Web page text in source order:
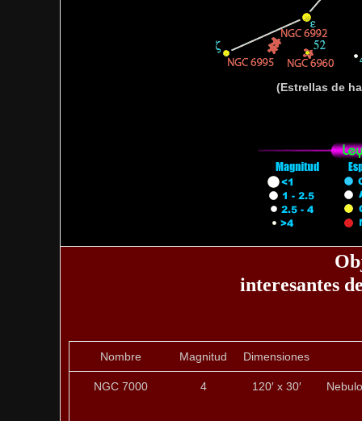
(Estrellas de
interesantes
Nombre Magnitud Dimensiones
NGC 7000 4 120′ x 30′